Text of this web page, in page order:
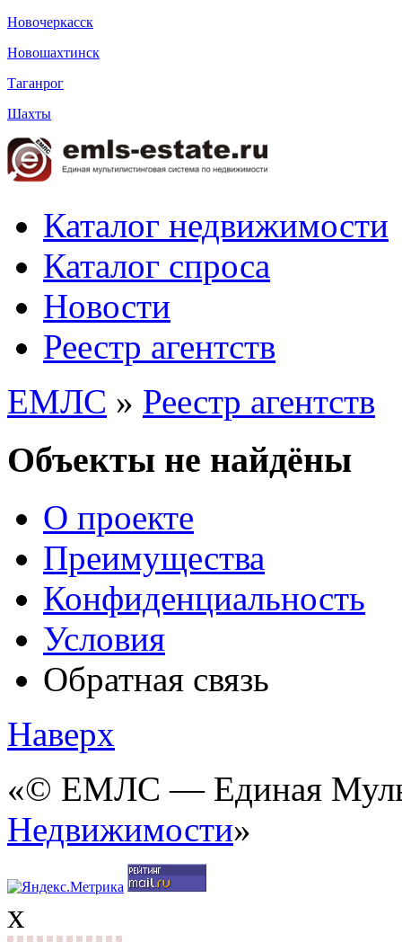
Новочеркасск
Новошахтинск
Таганрог
Шахты
Каталог недвижимости
Каталог спроса
Новости
Реестр агентств
ЕМЛС » Реестр агентств
Объекты не найдёны
О проекте
Преимущества
Конфиденциальность
Условия
Обратная связь
Наверх
«© ЕМЛС — Единая
Недвижимости»
x